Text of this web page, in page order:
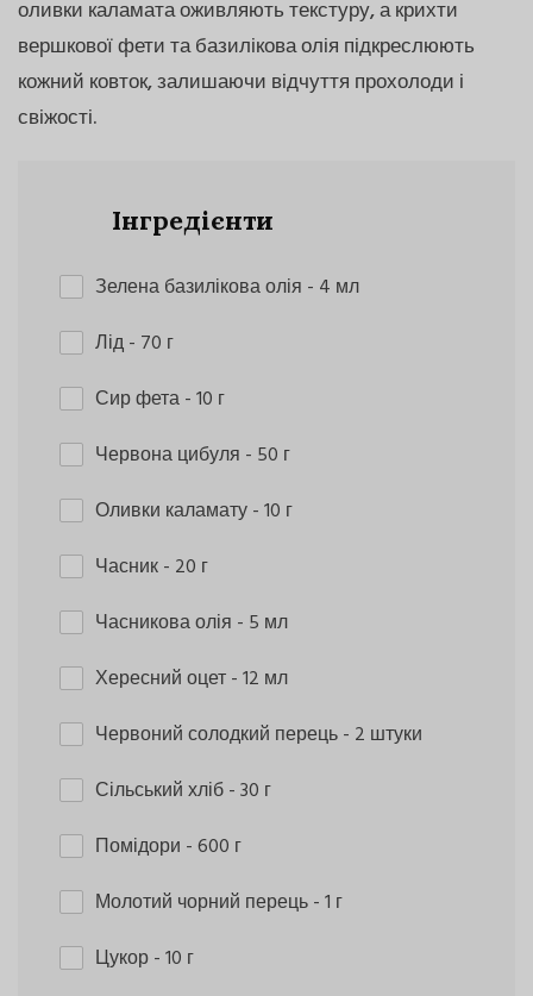
оливки каламата оживляють текстуру, а крихти
вершкової фети та базилікова олія підкреслюють
кожний ковток, залишаючи відчуття прохолоди і
свіжості.
Інгредієнти
Зелена базилікова олія - 4 мл
Лід- 70 г
Сир фета- 10 г
Червона цибуля - 50 г
Оливки каламату- 10 г
Часник- 20 г
Часникова олія - 5 мл
Хересний оцет- 12 мл
Червоний солодкий перець- 2 штуки
Сільський хліб- 30 г
Помідори - 600 г
Молотий чорний перець- 1 г
Цукор- 10 г